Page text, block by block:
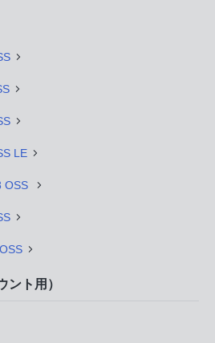
LE
OSS
ント用）